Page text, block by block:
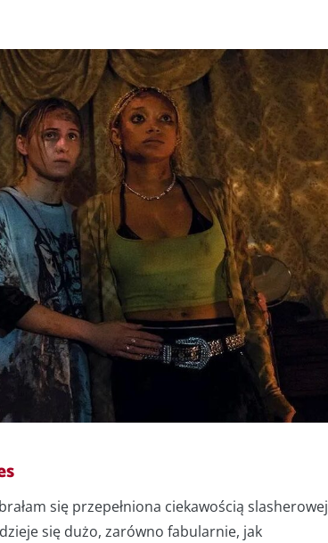
się przepełniona ciekawością slasherowej
się dużo, zarówno fabularnie, jak